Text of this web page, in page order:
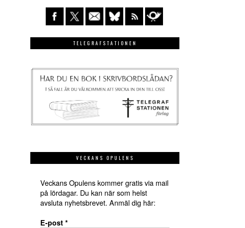
TELEGRAFSTATIONEN
VECKANS OPULENS
Veckans Opulens kommer gratis via mail
på lördagar. Du kan när som helst
avsluta nyhetsbrevet. Anmäl dig här:
E-post *